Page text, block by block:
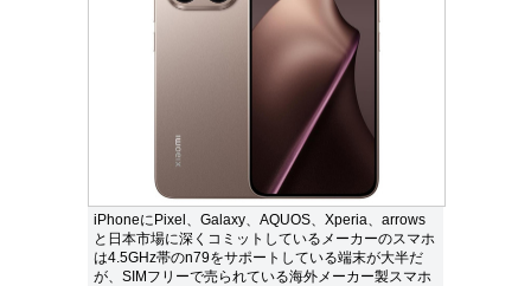
iPhoneにPixel、Galaxy、AQUOS、Xperia、arrows
と日本市場に深くコミットしているメーカーのスマホ
は4.5GHz帯のn79をサポートしている端末が大半だ
が、SIMフリーで売られている海外メーカー製スマホ